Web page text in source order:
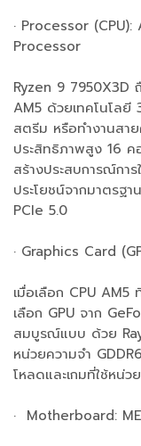
· Processor
Processor
Ryzen 9 7950X3D
AM5 ด้วยเทคโนโลยี
สตรีม หรือทำงานสา
ประสิทธิภาพสูง 16
สร้างประสบการณ์กา
ประโยชน์จากมาตรฐ
PCIe 5.0
· Graphics Card
เมื่อเลือก CPU
เลือก GPU จาก
สมบูรณ์แบบ ด้วย
หน่วยความจำ
โหลดและเกมที่ใช้หน่
· Motherboard: